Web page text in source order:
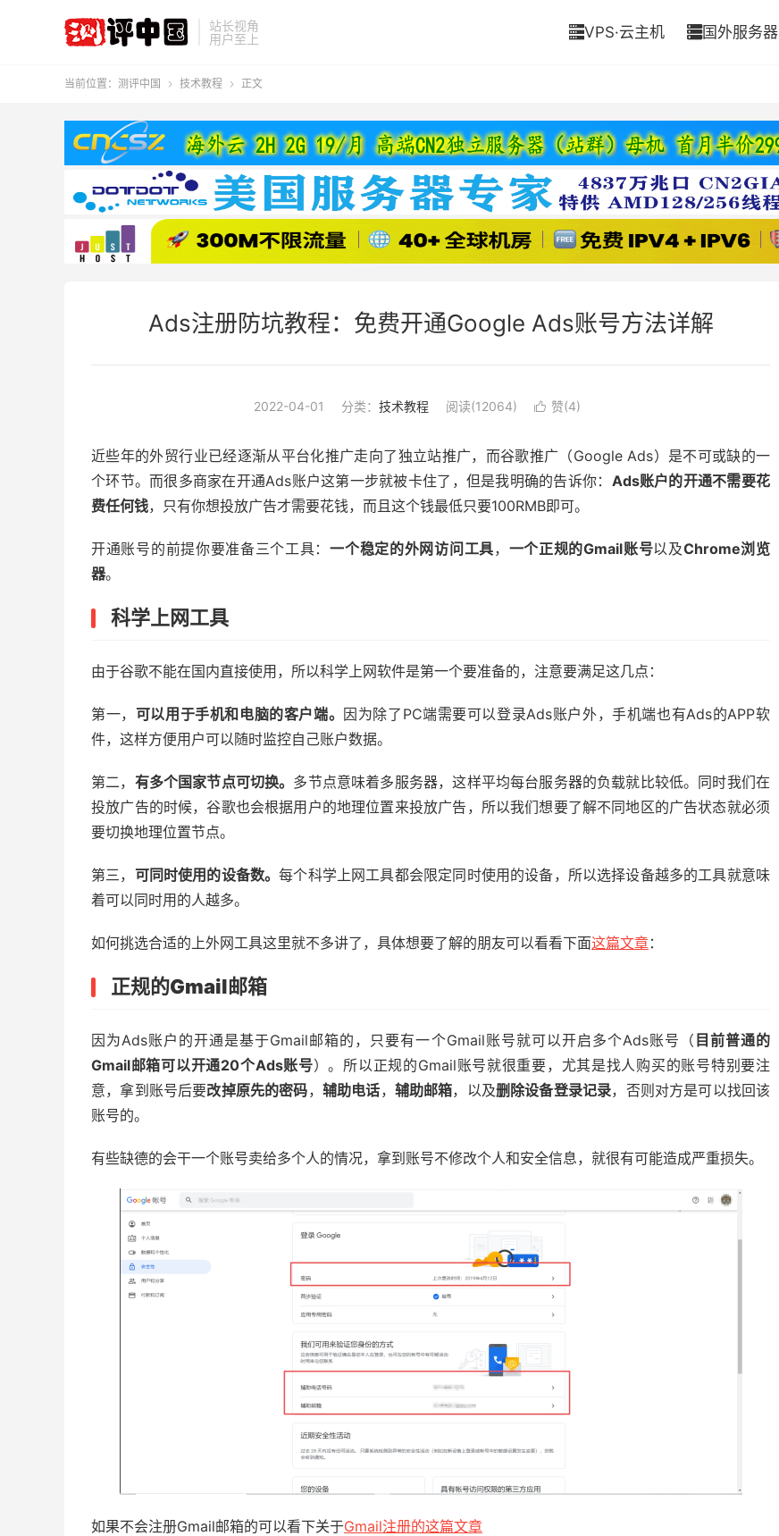
站长视角
用户至上
VPS·云主机 国外服务器
当前位置： 测评中国  技术教程  正文
Ads注册防坑教程：免费开通Google Ads账号方法详解
2022-04-01 分类： 技术教程 阅读(12064)  赞(4)
近些年的外贸行业已经逐渐从平台化推广走向了独立站推广，而谷歌推广（Google Ads）是不可或缺的一
个环节。而很多商家在开通Ads账户这第一步就被卡住了，但是我明确的告诉你： Ads账户的开通不需要花
费任何钱，只有你想投放广告才需要花钱，而且这个钱最低只要100RMB即可。
开通账号的前提你要准备三个工具：一个稳定的外网访问工具， 一个正规的Gmail账号以及Chrome浏览
器。
科学上网工具
由于谷歌不能在国内直接使用，所以科学上网软件是第一个要准备的，注意要满足这几点：
第一， 可以用于手机和电脑的客户端。 因为除了PC端需要可以登录Ads账户外，手机端也有Ads的APP软
件，这样方便用户可以随时监控自己账户数据。
第二， 有多个国家节点可切换。 多节点意味着多服务器，这样平均每台服务器的负载就比较低。同时我们在
投放广告的时候，谷歌也会根据用户的地理位置来投放广告，所以我们想要了解不同地区的广告状态就必须
要切换地理位置节点。
第三， 可同时使用的设备数。每个科学上网工具都会限定同时使用的设备，所以选择设备越多的工具就意味
着可以同时用的人越多。
如何挑选合适的上外网工具这里就不多讲了，具体想要了解的朋友可以看看下面这篇文章：
正规的Gmail邮箱
因为Ads账户的开通是基于Gmail邮箱的，只要有一个Gmail账号就可以开启多个Ads账号（ 目前普通的
Gmail邮箱可以开通20个Ads账号）。所以正规的Gmail账号就很重要，尤其是找人购买的账号特别要注
意，拿到账号后要改掉原先的密码， 辅助电话， 辅助邮箱，以及删除设备登录记录，否则对方是可以找回该
账号的。
有些缺德的会干一个账号卖给多个人的情况，拿到账号不修改个人和安全信息，就很有可能造成严重损失。
如果不会注册Gmail邮箱的可以看下关于Gmail注册的这篇文章